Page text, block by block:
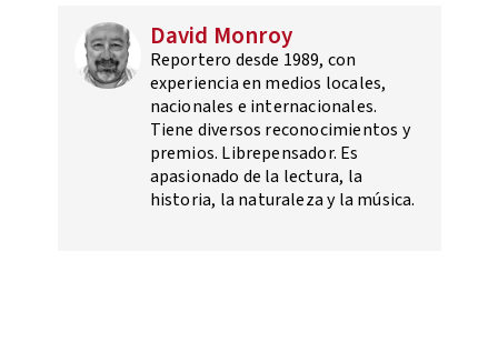
David Monroy
Reportero desde 1989, con
experiencia en medios locales,
nacionales e internacionales.
Tiene diversos reconocimientos y
premios. Librepensador. Es
apasionado de la lectura, la
historia, la naturaleza y la música.